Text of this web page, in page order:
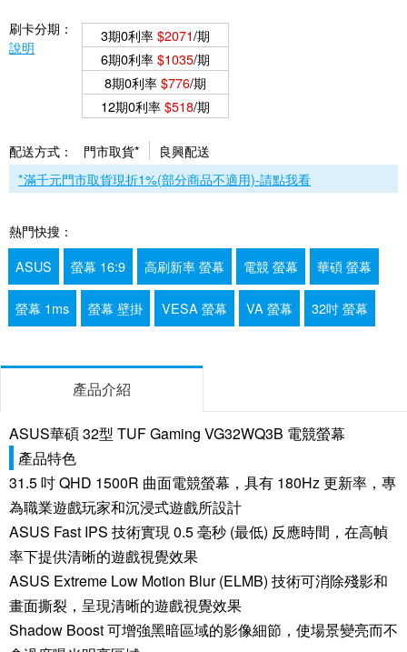
刷卡分期：
說明
3期0利率$2071/期
6期0利率$1035/期
8期0利率$776/期
12期0利率$518/期
配送方式： 門市取貨*
良興配送
*滿千元門市取貨現折1%(部分商品不適用)-請點我看
熱門快搜：
ASUS
螢幕 16:9 高刷新率 螢幕 電競 螢幕 華碩 螢幕
螢幕 1ms 螢幕 壁掛 VESA 螢幕 VA 螢幕 32吋 螢幕
產品介紹
ASUS華碩 32型 TUF Gaming VG32WQ3B 電競螢幕
產品特色
31.5 吋 QHD 1500R 曲面電競螢幕，具有 180Hz 更新率，專
為職業遊戲玩家和沉浸式遊戲所設計
ASUS Fast IPS 技術實現 0.5 毫秒 (最低) 反應時間，在高幀
率下提供清晰的遊戲視覺效果
ASUS Extreme Low Motion Blur (ELMB) 技術可消除殘影和
畫面撕裂，呈現清晰的遊戲視覺效果
Shadow Boost 可增強黑暗區域的影像細節，使場景變亮而不